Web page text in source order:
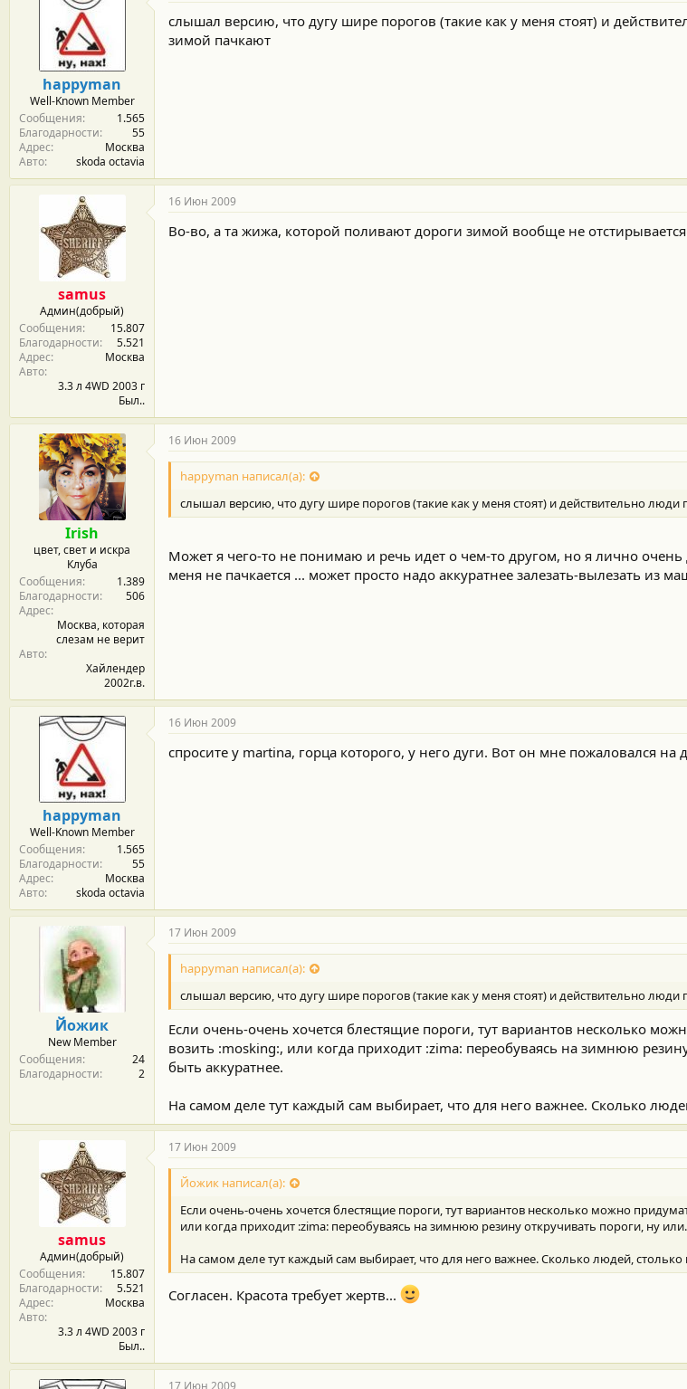
happyman
Well-Known Member
Сообщения
1.565
Благодарности
55
Адрес
Москва
Авто
skoda octavia
слышал версию, что дугу шире порогов (такие как у меня стоят) и
зимой пачкают
samus
Админ(добрый)
Сообщения
15.807
Благодарности
5.521
Адрес
Москва
Авто
3.3 л 4WD 2003 г
Был..
16 Июн 2009
Во-во, а та жижа, которой поливают дороги зимой вообще не
Irish
цвет, свет и искра
Клуба
Сообщения
1.389
Благодарности
506
Адрес
Москва, которая
слезам не верит
Авто
Хайлендер
2002г.в.
16 Июн 2009
happyman написал(а):
слышал версию, что дугу шире порогов (такие как у меня стоят) и действительно
Может я чего-то не понимаю и речь идет о чем-то другом, но я лично
меня не пачкается ... может просто надо аккуратнее залезать-вылезать из
happyman
Well-Known Member
Сообщения
1.565
Благодарности
55
Адрес
Москва
Авто
skoda octavia
16 Июн 2009
спросите у martina, горца которого, у него дуги. Вот он мне пожаловался на
Йожик
New Member
Сообщения
24
Благодарности
2
17 Июн 2009
happyman написал(а):
слышал версию, что дугу шире порогов (такие как у меня стоят) и действительно
Если очень-очень хочется блестящие пороги, тут вариантов несколько
возить :mosking:, или когда приходит :zima: переобуваясь на зимнюю
быть аккуратнее.
На самом деле тут каждый сам выбирает, что для него важнее. Сколько
samus
Админ(добрый)
Сообщения
15.807
Благодарности
5.521
Адрес
Москва
Авто
3.3 л 4WD 2003 г
Был..
17 Июн 2009
Йожик написал(а):
Если очень-очень хочется блестящие пороги, тут вариантов несколько можно
или когда приходит :zima: переобуваясь на зимнюю резину откручивать пороги, ну
На самом деле тут каждый сам выбирает, что для него важнее. Сколько людей,
Согласен. Красота требует жертв...
17 Июн 2009